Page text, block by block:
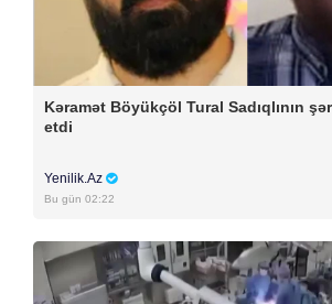
Kəramət Böyükçöl Tural Sadıqlının
etdi
Yenilik.Az
Bu gün 02:22